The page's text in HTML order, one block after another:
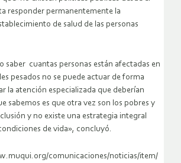
responder permanentemente la
de salud de las personas
saber cuantas personas están afectadas en
pesados no se puede actuar de forma
la atención especializada que deberían
sabemos es que otra vez son los pobres y
y no existe una estrategia integral
de vida», concluyó.
comunicaciones/noticias/item/